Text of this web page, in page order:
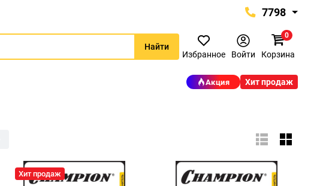
7798
7798
+375 (29) 657-77-98
proinstrument-minsk@mail.ru
Найти
Избранное
Войти Корзина
0
Акция Хит продаж
Хит продаж